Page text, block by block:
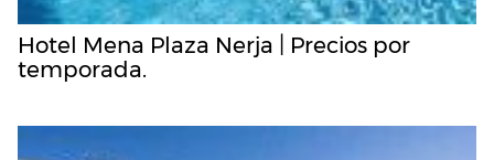
Hotel Mena Plaza Nerja | Precios por
temporada.